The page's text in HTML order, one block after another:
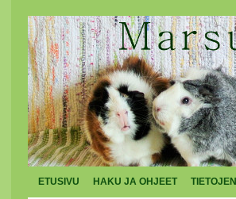
ETUSIVU HAKU JA OHJEET